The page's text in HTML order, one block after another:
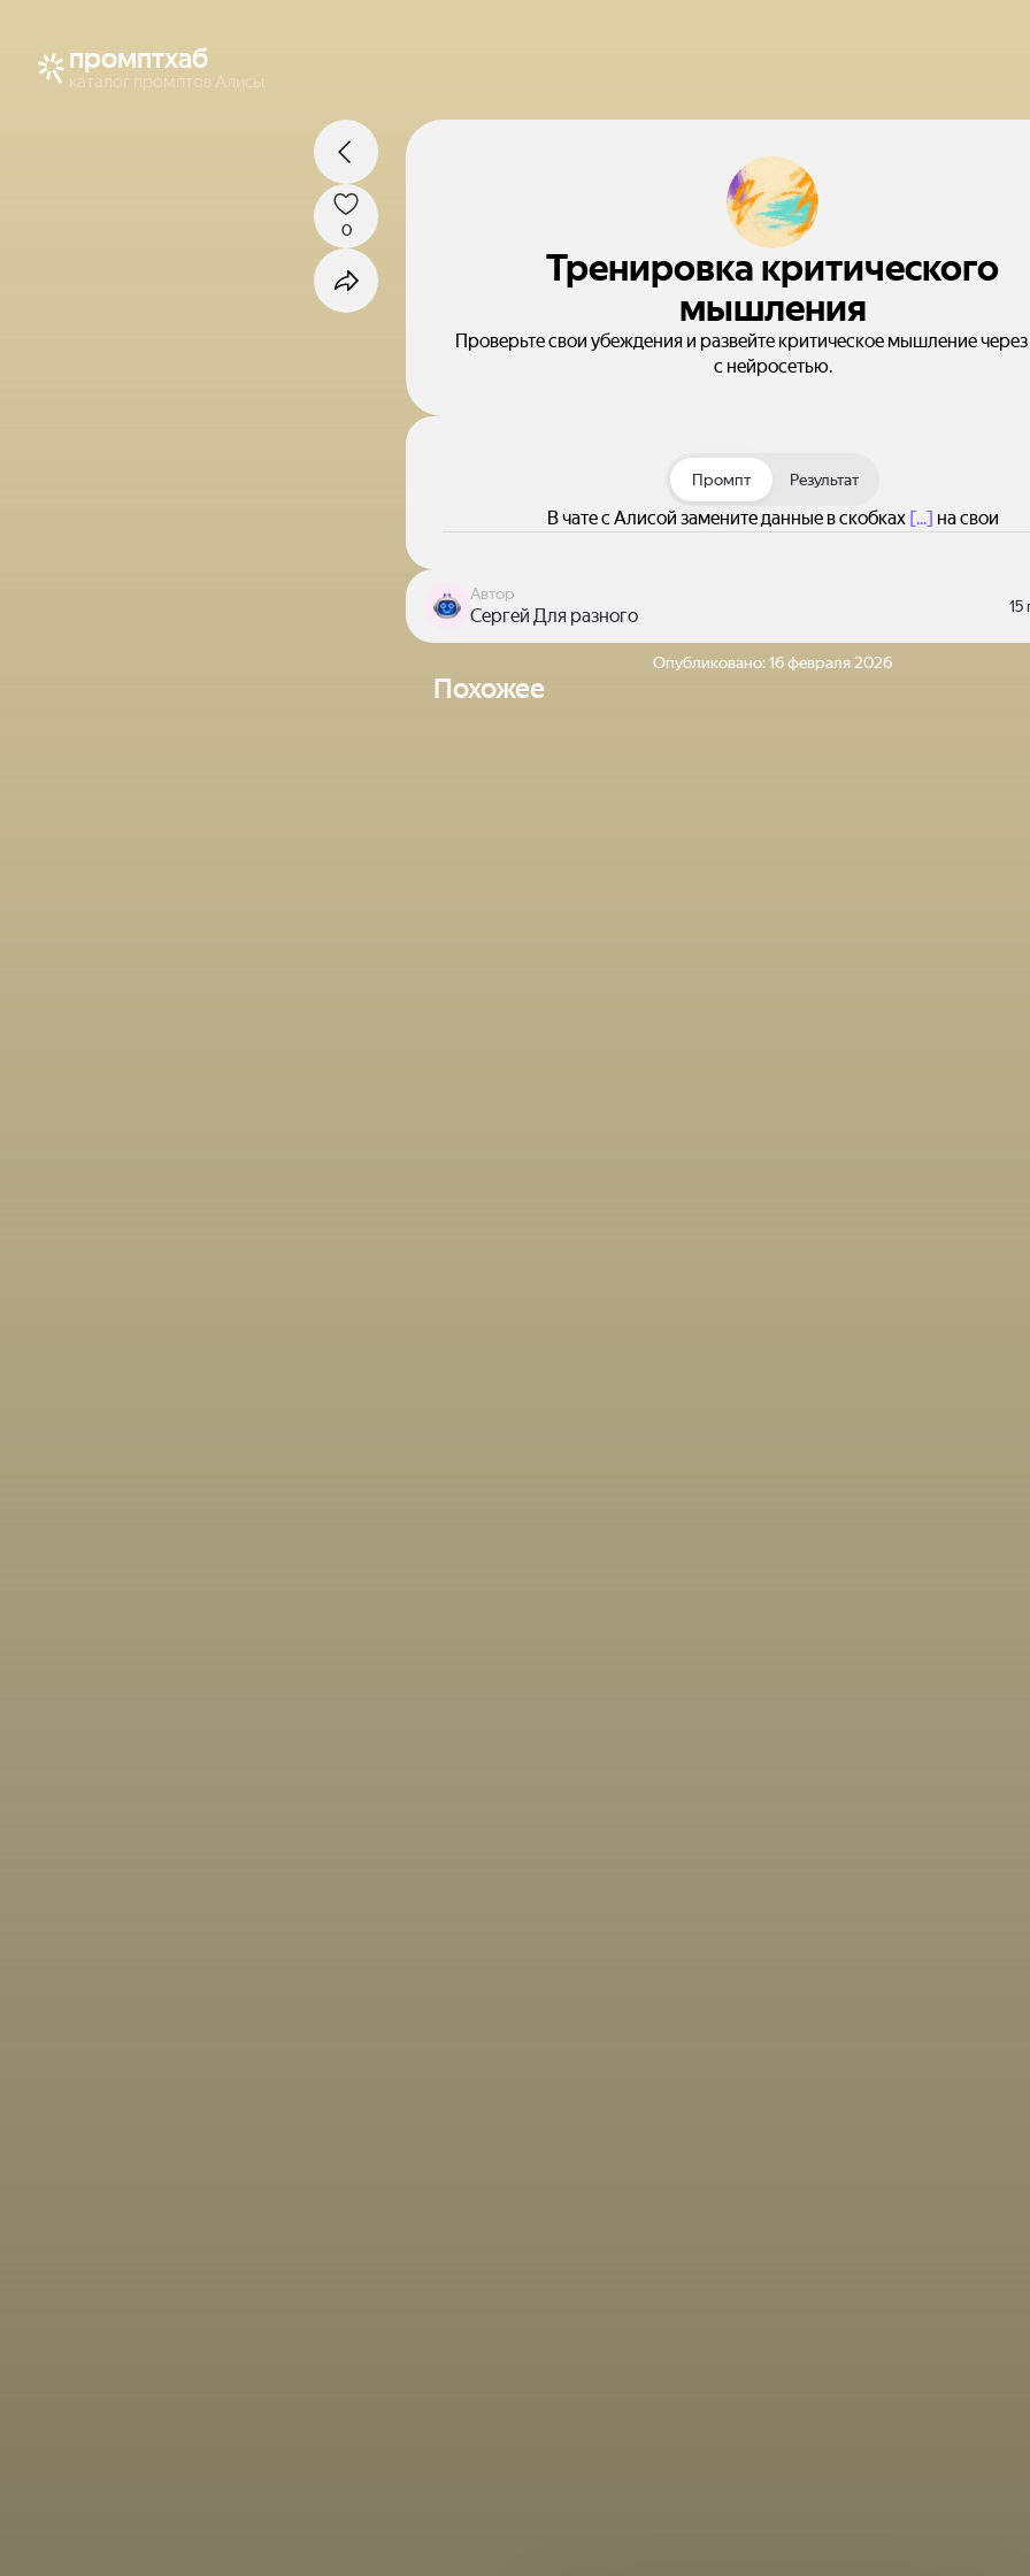
промптхаб
каталог промптов Алисы
Тренировка критического
мышления
Проверьте свои убеждения и развейте критическое мышление
с нейросетью.
0
Промпт Результат
В чате с Алисой замените данные в скобках [...] на свои
Автор
Сергей Для разного 15
Опубликовано: 16 февраля 2026
Похожее